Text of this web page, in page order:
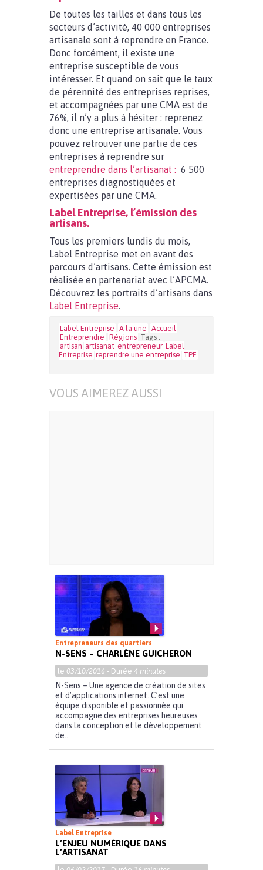
De toutes les tailles et dans tous les
secteurs d’activité, 40 000 entreprises
artisanale sont à reprendre en France.
Donc forcément, il existe une
entreprise susceptible de vous
intéresser. Et quand on sait que le taux
de pérennité des entreprises reprises,
et accompagnées par une CMA est de
76%, il n’y a plus à hésiter : reprenez
donc une entreprise artisanale. Vous
pouvez retrouver une partie de ces
entreprises à reprendre sur
entreprendre dans l’artisanat : 6 500
entreprises diagnostiquées et
expertisées par une CMA.
Label Entreprise, l’émission des
artisans.
Tous les premiers lundis du mois,
Label Entreprise met en avant des
parcours d’artisans. Cette émission est
réalisée en partenariat avec l’APCMA.
Découvrez les portraits d’artisans dans
Label Entreprise.
Label Entreprise A la une Accueil
Entreprendre Régions Tags :
artisan artisanat entrepreneur Label
Entreprise reprendre une entreprise TPE
VOUS AIMEREZ AUSSI
Entrepreneurs des quartiers
N-SENS – CHARLÈNE GUICHERON
le 03/10/2016 - Durée 4 minutes
N-Sens – Une agence de création de sites
et d’applications internet. C’est une
équipe disponible et passionnée qui
accompagne des entreprises heureuses
dans la conception et le développement
de...
Label Entreprise
L’ENJEU NUMÉRIQUE DANS
L’ARTISANAT